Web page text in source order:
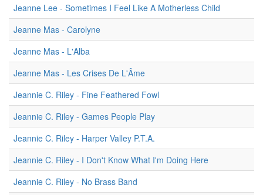
Jeanne Lee - Sometimes I Feel Like A Motherless Child
Jeanne Mas - Carolyne
Jeanne Mas - L'Alba
Jeanne Mas - Les Crises De L'Âme
Jeannie C. Riley - Fine Feathered Fowl
Jeannie C. Riley - Games People Play
Jeannie C. Riley - Harper Valley P.T.A.
Jeannie C. Riley - I Don't Know What I'm Doing Here
Jeannie C. Riley - No Brass Band